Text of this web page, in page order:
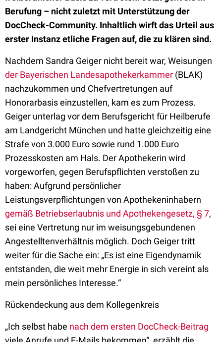
Berufung – nicht zuletzt mit Unterstützung der
DocCheck-Community. Inhaltlich wirft das Urteil aus
erster Instanz etliche Fragen auf, die zu klären sind.
Nachdem Sandra Geiger nicht bereit war, Weisungen
der Bayerischen Landesapothekerkammer (BLAK)
nachzukommen und Chefvertretungen auf
Honorarbasis einzustellen, kam es zum Prozess.
Geiger unterlag vor dem Berufsgericht für Heilberufe
am Landgericht München und hatte gleichzeitig eine
Strafe von 3.000 Euro sowie rund 1.000 Euro
Prozesskosten am Hals. Der Apothekerin wird
vorgeworfen, gegen Berufspflichten verstoßen zu
haben: Aufgrund persönlicher
Leistungsverpflichtungen von Apothekeninhabern
gemäß Betriebserlaubnis und Apothekengesetz, § 7,
sei eine Vertretung nur im weisungsgebundenen
Angestelltenverhältnis möglich. Doch Geiger tritt
weiter für die Sache ein: „Es ist eine Eigendynamik
entstanden, die weit mehr Energie in sich vereint als
mein persönliches Interesse.“
Rückendeckung aus dem Kollegenkreis
„Ich selbst habe nach dem ersten DocCheck-Beitrag